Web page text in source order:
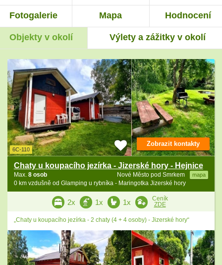
Fotogalerie Mapa Hodnocení
Objekty v okolí Výlety a zážitky v okolí
6C-110
Chaty u koupacího jezírka - Jizerské hory - Hejnice
Nové Město pod Smrkem mapa
Max. 8 osob
0 km vzdušně od Glamping u rybníka - Maringotka Jizerské hory
Zobrazit kontakty
2x 1x 1x
Ceník
ZDE
„Chaty u koupacího jezírka - 2 chaty (4 + 4 osoby) - Jizerské hory“